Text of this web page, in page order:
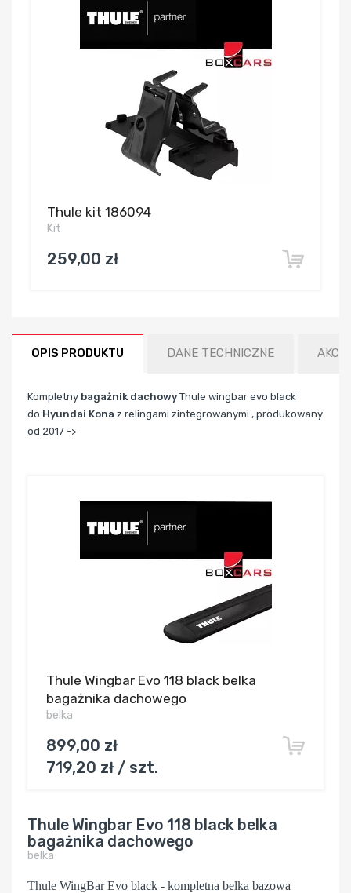
Thule kit 186094
Kit
259,00 zł
OPIS PRODUKTU DANE TECHNICZNE
Kompletny bagażnik dachowy Thule wingbar evo black
do Hyundai Kona z relingami zintegrowanymi , produkowany
od 2017 ->
Thule Wingbar Evo 118 black belka
bagażnika dachowego
belka
899,00 zł
719,20 zł / szt.
Thule Wingbar Evo 118 black belka
bagażnika dachowego
belka
Thule WingBar Evo black - kompletna belka bazowa